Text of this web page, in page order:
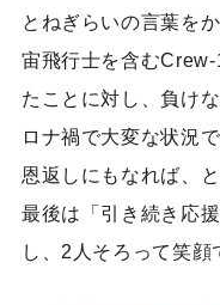
とねぎらいの言葉を
宙飛行士を含む
たことに対し、負け
ロナ禍で大変な状況
恩返しにもなれば、
最後は「引き続き応
し、2人そろって笑顔